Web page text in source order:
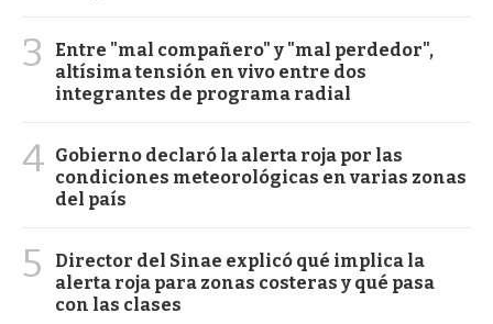
3
Entre "mal compañero" y "mal perdedor",
altísima tensión en vivo entre dos
integrantes de programa radial
4 Gobierno declaró la alerta roja por las
condiciones meteorológicas en varias zonas
del país
5
Director del Sinae explicó qué implica la
alerta roja para zonas costeras y qué pasa
con las clases